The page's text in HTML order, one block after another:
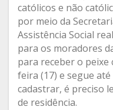
católicos e não
por meio da
Assistência Social
para os moradores
para receber o peixe
feira (17) e segue
cadastrar, é preciso
de residência.